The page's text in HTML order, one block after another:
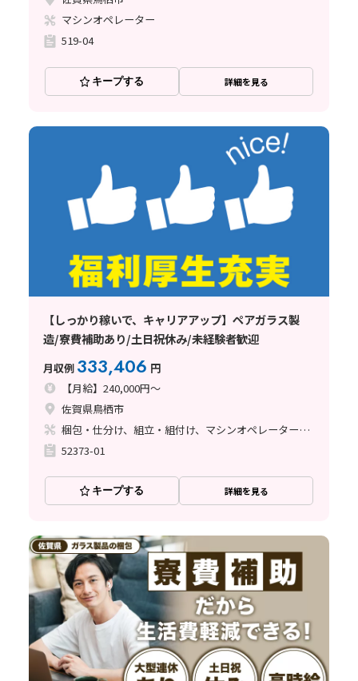
マシンオペレーター
519-04
キープする 詳細を見る
【しっかり稼いで、キャリアアップ】ペアガラス製
造/寮費補助あり/土日祝休み/未経験者歓迎
月収例 333,406 円
【月給】240,000円～
佐賀県鳥栖市
梱包・仕分け、組立・組付け、マシンオペレーター、立ち作業
52373-01
キープする 詳細を見る